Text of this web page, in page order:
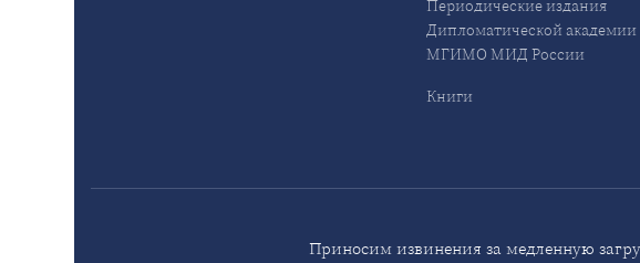
Периодические издания
Дипломатической академии
МГИМО МИД России
Книги
Приносим извинения за медленную